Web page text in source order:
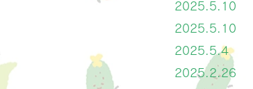
2025.5.10
2025.5.10
2025.5.4
2025.2.26